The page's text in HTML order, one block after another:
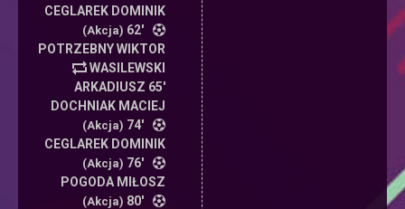
CEGLAREK DOMINIK
(Akcja) 62'
POTRZEBNY WIKTOR
WASILEWSKI
ARKADIUSZ 65'
DOCHNIAK MACIEJ
(Akcja) 74'
CEGLAREK DOMINIK
(Akcja) 76'
POGODA MIŁOSZ
(Akcja) 80'